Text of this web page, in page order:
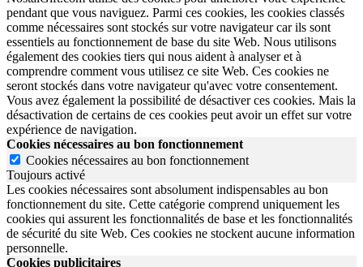
pendant que vous naviguez. Parmi ces cookies, les cookies classés
comme nécessaires sont stockés sur votre navigateur car ils sont
essentiels au fonctionnement de base du site Web. Nous utilisons
également des cookies tiers qui nous aident à analyser et à
comprendre comment vous utilisez ce site Web. Ces cookies ne
seront stockés dans votre navigateur qu'avec votre consentement.
Vous avez également la possibilité de désactiver ces cookies. Mais la
désactivation de certains de ces cookies peut avoir un effet sur votre
expérience de navigation.
Cookies nécessaires au bon fonctionnement
Cookies nécessaires au bon fonctionnement
Toujours activé
Les cookies nécessaires sont absolument indispensables au bon
fonctionnement du site. Cette catégorie comprend uniquement les
cookies qui assurent les fonctionnalités de base et les fonctionnalités
de sécurité du site Web. Ces cookies ne stockent aucune information
personnelle.
Cookies publicitaires